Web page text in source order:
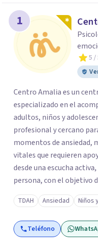
Responde a unas
los profesionales que
necesidades.
1
5 /
Centro Amalia es un
especializado en el
adultos, niños y
profesional y cercano
momentos de ansiedad,
vitales que requieren apoyo
desde una escucha
persona, con el objetivo
ocurriendo y facilitar
mayor equilibrio y
un entorno confidencial
las necesidades de cada
TDAH Ansiedad Niños
Teléfono